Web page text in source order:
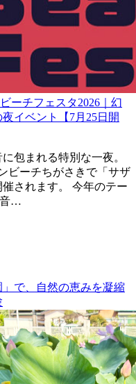
ーチフェスタ2026｜幻
イベント【7月25日開
包まれる特別な一夜。
ビーチちがさきで「サザ
されます。 今年のテー
音…
で、自然の恵みを凝縮